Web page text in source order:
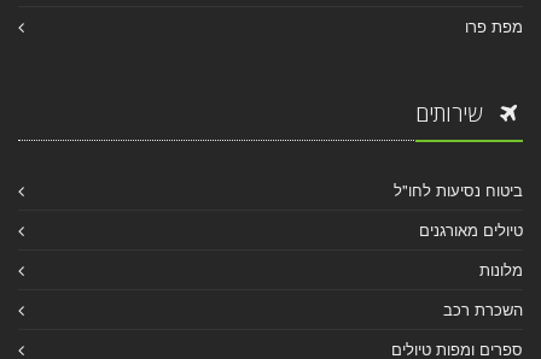
מפת פרו
שירותים
ביטוח נסיעות לחו"ל
טיולים מאורגנים
מלונות
השכרת רכב
ספרים ומפות טיולים